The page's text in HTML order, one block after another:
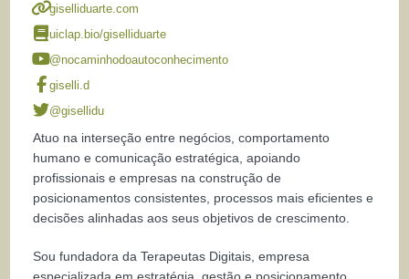
giselliduarte.com
uiclap.bio/giselliduarte
@nocaminhodoautoconhecimento
giselli.d
@gisellidu
Atuo na interseção entre negócios, comportamento
humano e comunicação estratégica, apoiando
profissionais e empresas na construção de
posicionamentos consistentes, processos mais eficientes e
decisões alinhadas aos seus objetivos de crescimento.
Sou fundadora da Terapeutas Digitais, empresa